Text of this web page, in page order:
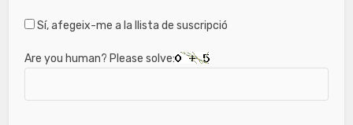
Sí, afegeix-me a la llista de suscripció
Are you human? Please solve: